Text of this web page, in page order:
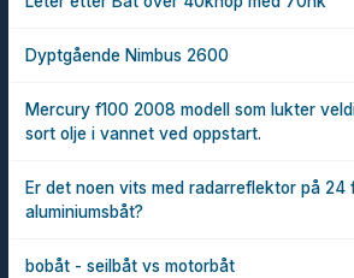
Dyptgående Nimbus 2600
Mercury f100 2008 modell som lukter
sort olje i vannet ved oppstart.
Er det noen vits med radarreflektor på 24
aluminiumsbåt?
bobåt - seilbåt vs motorbåt